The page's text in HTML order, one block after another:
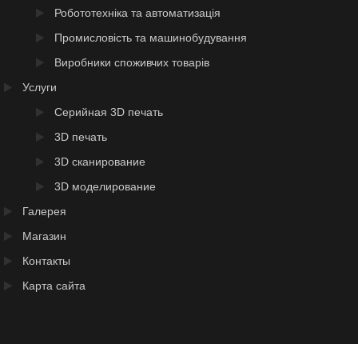
Робототехніка та автоматизація
Промисловість та машинобудування
Виробники споживчих товарів
Услуги
Серийная 3D печать
3D печать
3D сканирование
3D моделирование
Галерея
Магазин
Контакты
Карта сайта